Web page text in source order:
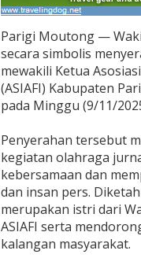
Parigi Moutong —
secara simbolis
mewakili Ketua
(ASIAFI) Kabupaten
pada Minggu (9/11/
Penyerahan tersebut
kegiatan olahraga
kebersamaan dan
dan insan pers.
merupakan istri dari
ASIAFI serta
kalangan masyarakat.